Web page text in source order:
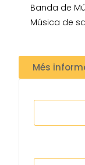
Banda de
Música de
Més